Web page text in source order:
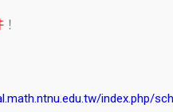
！
index.php/